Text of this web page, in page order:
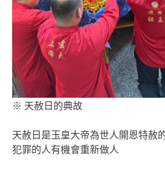
※ 天赦日的典故
天赦日是玉皇大帝為世人開恩特赦
犯罪的人有機會重新做人